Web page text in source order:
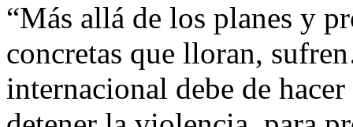
“Más allá de los planes y
concretas que lloran,
internacional debe de